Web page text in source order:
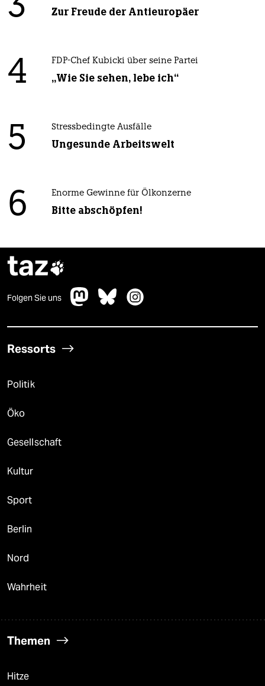
3 Zur Freude der Antieuropäer
4 FDP-Chef Kubicki über seine Partei
„Wie Sie sehen, lebe ich“
5 Stressbedingte Ausfälle
Ungesunde Arbeitswelt
6 Enorme Gewinne für Ölkonzerne
Bitte abschöpfen!
taz
Folgen Sie uns
Ressorts
Politik
Öko
Gesellschaft
Kultur
Sport
Berlin
Nord
Wahrheit
Themen
Hitze